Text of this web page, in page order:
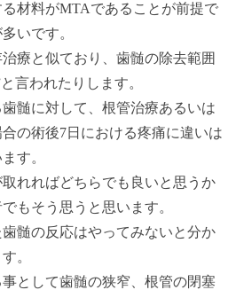
材料がMTAであることが前提で
いです。
療と似ており、歯髄の除去範囲
言われたりします。
髄に対して、根管治療あるいは
の術後7日における疼痛に違いは
す。
れればどちらでも良いと思うか
もそう思うと思います。
髄の反応はやってみないと分か
。
として歯髄の狭窄、根管の閉塞